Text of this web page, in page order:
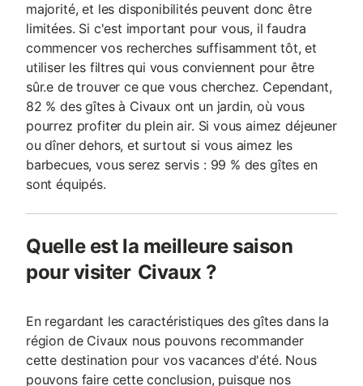
majorité, et les disponibilités peuvent donc être
limitées. Si c'est important pour vous, il faudra
commencer vos recherches suffisamment tôt, et
utiliser les filtres qui vous conviennent pour être
sûr.e de trouver ce que vous cherchez. Cependant,
82 % des gîtes à Civaux ont un jardin, où vous
pourrez profiter du plein air. Si vous aimez déjeuner
ou dîner dehors, et surtout si vous aimez les
barbecues, vous serez servis : 99 % des gîtes en
sont équipés.
Quelle est la meilleure saison
pour visiter Civaux ?
En regardant les caractéristiques des gîtes dans la
région de Civaux nous pouvons recommander
cette destination pour vos vacances d'été. Nous
pouvons faire cette conclusion, puisque nos